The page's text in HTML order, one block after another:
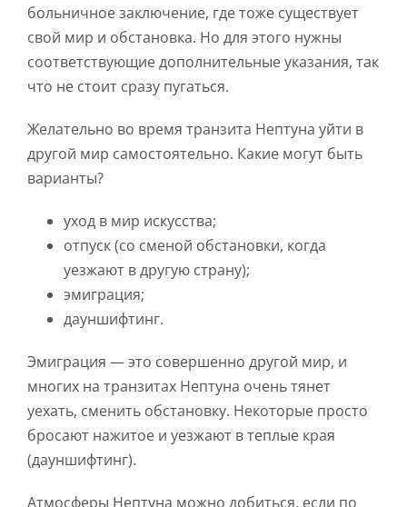
больничное заключение, где тоже существует
свой мир и обстановка. Но для этого нужны
соответствующие дополнительные указания, так
что не стоит сразу пугаться.
Желательно во время транзита Нептуна уйти в
другой мир самостоятельно. Какие могут быть
варианты?
уход в мир искусства;
отпуск (со сменой обстановки, когда
уезжают в другую страну);
эмиграция;
дауншифтинг.
Эмиграция — это совершенно другой мир, и
многих на транзитах Нептуна очень тянет
уехать, сменить обстановку. Некоторые просто
бросают нажитое и уезжают в теплые края
(дауншифтинг).
Атмосферы Нептуна можно добиться, если по